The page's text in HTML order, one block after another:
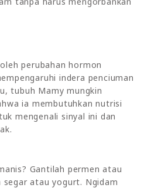
perubahan hormon
indera penciuman
tubuh Mamy mungkin
ia membutuhkan nutrisi
mengenali sinyal ini dan
Gantilah permen atau
segar atau yogurt. Ngidam